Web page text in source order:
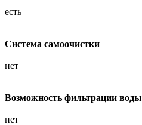
есть
Система самоочистки
нет
Возможность фильтрации воды
нет